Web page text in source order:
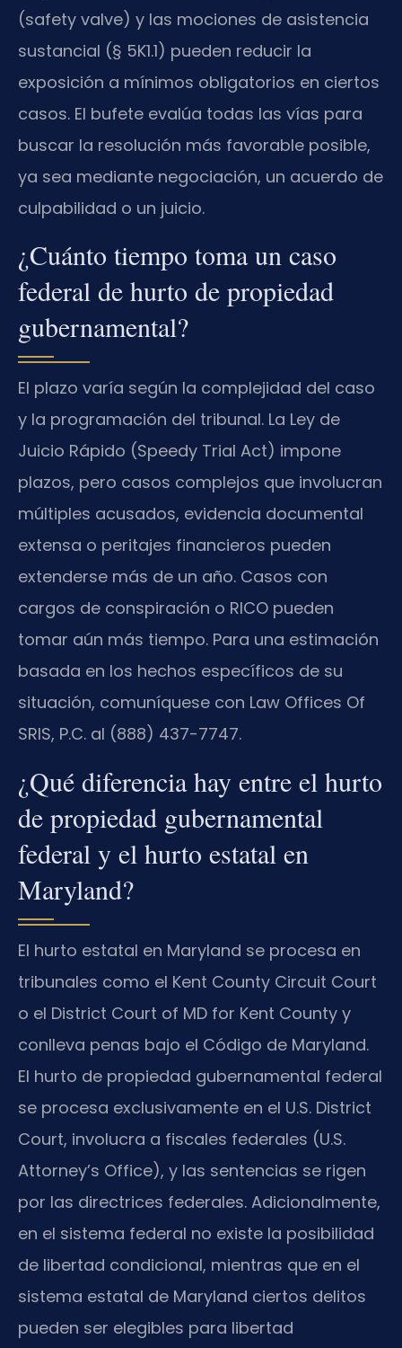
(safety valve) y las mociones de asistencia
sustancial (§ 5K1.1) pueden reducir la
exposición a mínimos obligatorios en ciertos
casos. El bufete evalúa todas las vías para
buscar la resolución más favorable posible,
ya sea mediante negociación, un acuerdo de
culpabilidad o un juicio.
¿Cuánto tiempo toma un caso
federal de hurto de propiedad
gubernamental?
El plazo varía según la complejidad del caso
y la programación del tribunal. La Ley de
Juicio Rápido (Speedy Trial Act) impone
plazos, pero casos complejos que involucran
múltiples acusados, evidencia documental
extensa o peritajes financieros pueden
extenderse más de un año. Casos con
cargos de conspiración o RICO pueden
tomar aún más tiempo. Para una estimación
basada en los hechos específicos de su
situación, comuníquese con Law Offices Of
SRIS, P.C. al (888) 437-7747.
¿Qué diferencia hay entre el hurto
de propiedad gubernamental
federal y el hurto estatal en
Maryland?
El hurto estatal en Maryland se procesa en
tribunales como el Kent County Circuit Court
o el District Court of MD for Kent County y
conlleva penas bajo el Código de Maryland.
El hurto de propiedad gubernamental federal
se procesa exclusivamente en el U.S. District
Court, involucra a fiscales federales (U.S.
Attorney’s Office), y las sentencias se rigen
por las directrices federales. Adicionalmente,
en el sistema federal no existe la posibilidad
de libertad condicional, mientras que en el
sistema estatal de Maryland ciertos delitos
pueden ser elegibles para libertad